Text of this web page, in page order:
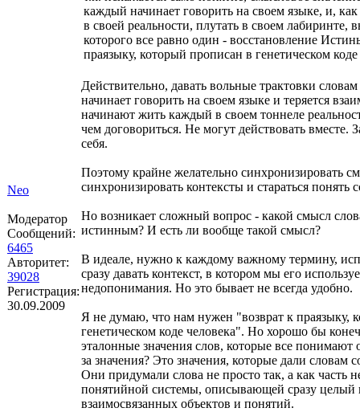
Neo
Модератор
Сообщений:
6465
Авторитет:
39028
Регистрация:
30.09.2009
каждый начинает говорить на своем языке, и,
в своей реальности, плутать в своем лабиринте,
которого все равно один - восстановление
праязыку, который прописан в генетическом коде
Действительно, давать вольные трактовки
начинает говорить на своем языке и теряется
начинают жить каждый в своем тоннеле
чем договориться. Не могут действовать вместе.
себя.
Поэтому крайне желательно синхронизировать
синхронизировать контексты и стараться понять
Но возникает сложный вопрос - какой смысл
истинным? И есть ли вообще такой смысл?
В идеале, нужно к каждому важному термину,
сразу давать контекст, в котором мы его
недопонимания. Но это бывает не всегда удобно.
Я не думаю, что нам нужен "возврат к праязыку,
генетическом коде человека". Но хорошо бы
эталонные значения слов, которые все понимают
за значения? Это значения, которые дали словам
Они придумали слова не просто так, а как часть
понятийной системы, описывающей сразу целый
взаимосвязанных объектов и понятий.